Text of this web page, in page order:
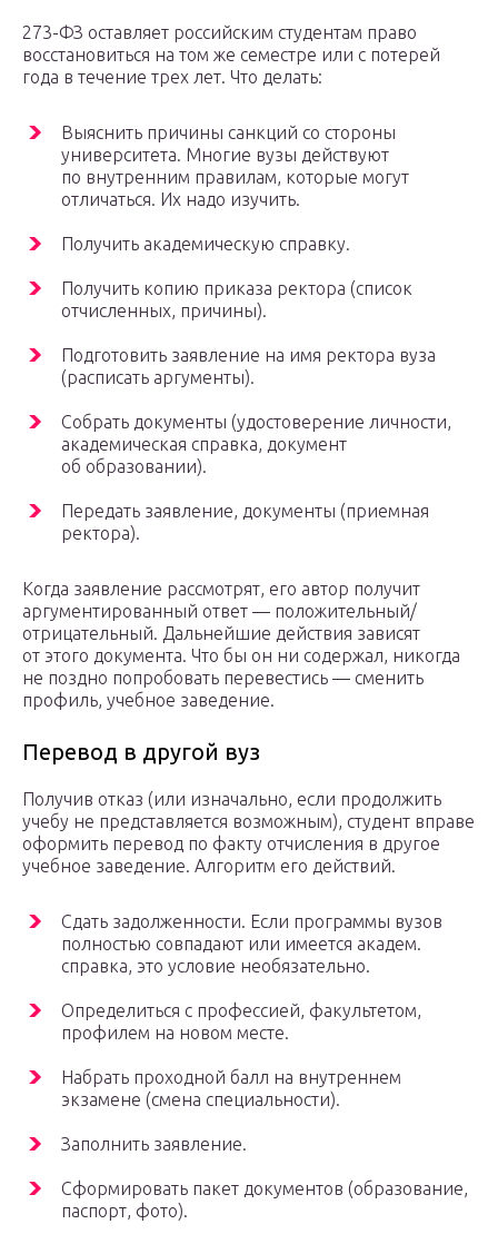
273-ФЗ оставляет российским студентам право
восстановиться на том же семестре или с потерей
года в течение трех лет. Что делать:
Выяснить причины санкций со стороны
университета. Многие вузы действуют
по внутренним правилам, которые могут
отличаться. Их надо изучить.
Получить академическую справку.
Получить копию приказа ректора (список
отчисленных, причины).
Подготовить заявление на имя ректора вуза
(расписать аргументы).
Собрать документы (удостоверение личности,
академическая справка, документ
об образовании).
Передать заявление, документы (приемная
ректора).
Когда заявление рассмотрят, его автор получит
аргументированный ответ — положительный/
отрицательный. Дальнейшие действия зависят
от этого документа. Что бы он ни содержал, никогда
не поздно попробовать перевестись — сменить
профиль, учебное заведение.
Перевод в другой вуз
Получив отказ (или изначально, если продолжить
учебу не представляется возможным), студент вправе
оформить перевод по факту отчисления в другое
учебное заведение. Алгоритм его действий.
Сдать задолженности. Если программы вузов
полностью совпадают или имеется академ.
справка, это условие необязательно.
Определиться с профессией, факультетом,
профилем на новом месте.
Набрать проходной балл на внутреннем
экзамене (смена специальности).
Заполнить заявление.
Сформировать пакет документов (образование,
паспорт, фото).